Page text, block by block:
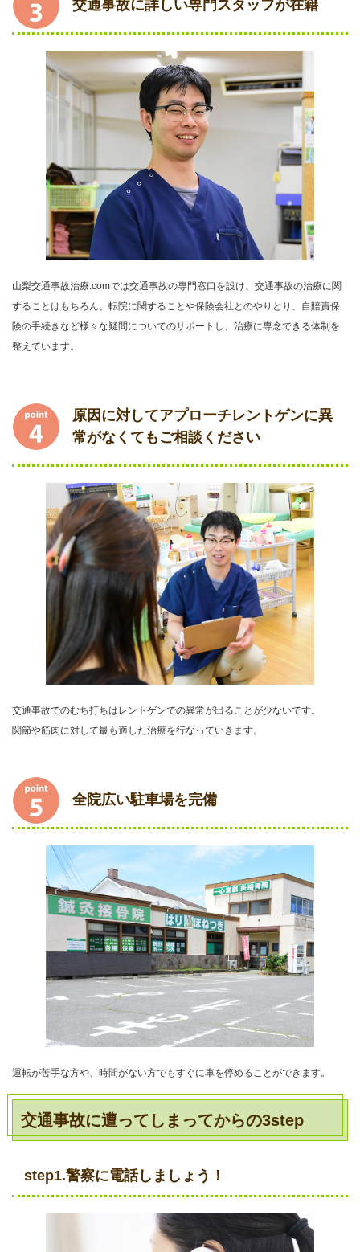
交通事故に詳しい専門スタッフが在籍
山梨交通事故治療.comでは交通事故の専門窓口を設け、交通事故の治療に関
することはもちろん、転院に関することや保険会社とのやりとり、自賠責保
険の手続きなど様々な疑問についてのサポートし、治療に専念できる体制を
整えています。
原因に対してアプローチレントゲンに異
常がなくてもご相談ください
交通事故でのむち打ちはレントゲンでの異常が出ることが少ないです。
関節や筋肉に対して最も適した治療を行なっていきます。
全院広い駐車場を完備
運転が苦手な方や、時間がない方でもすぐに車を停めることができます。
交通事故に遭ってしまってからの3step
step1.警察に電話しましょう！